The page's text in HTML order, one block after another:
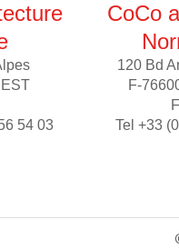
54 03
CoCo
120 Bd
F-
Tel +33